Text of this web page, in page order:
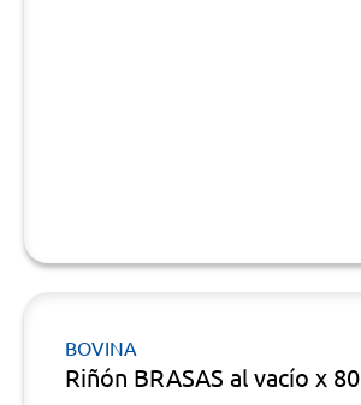
BOVINA
Riñón BRASAS al vacío x